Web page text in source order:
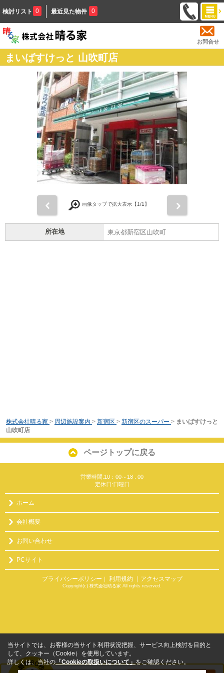
検討リスト 0 最近見た物件 0
お問合せ
まいばすけっと 山吹町店
画像タップで拡大表示【1/1】
所在地 東京都新宿区山吹町
株式会社晴る家 > 周辺施設案内 > 新宿区 > 新宿区のスーパー > まいばすけっと
山吹町店
ページトップに戻る
営業時間:10：00～18 : 00
定休日:日曜日
ホーム
会社概要
お問い合わせ
PCサイト
プライバシーポリシー ｜ 利用規約 ｜アクセスマップ
Copyright(c) 株式会社晴る家 All rights reserved.
当サイトでは、お客様の当サイト利用状況把握、サービス向上検討を目的と
して、クッキー（Cookie）を使用しています。
詳しくは、当社の「Cookieの取扱いについて」をご確認ください。